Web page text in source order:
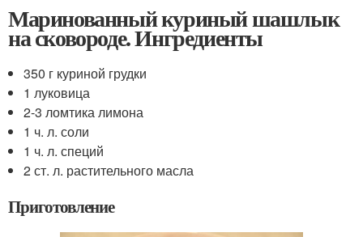
Маринованный куриный шашлык
на сковороде. Ингредиенты
350 г куриной грудки
1 луковица
2-3 ломтика лимона
1 ч. л. соли
1 ч. л. специй
2 ст. л. растительного масла
Приготовление